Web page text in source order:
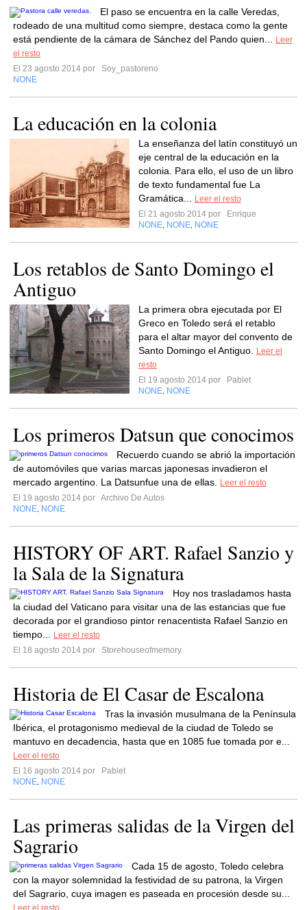
El paso se encuentra en la calle Veredas,
rodeado de una multitud como siempre, destaca como la gente
está pendiente de la cámara de Sánchez del Pando quien...
Leer
el resto
El 23 agosto 2014 por
Soy_pastoreno
NONE
La educación en la colonia
La enseñanza del latín constituyó un
eje central de la educación en la
colonia. Para ello, el uso de un libro
de texto fundamental fue La
Gramática...
Leer el resto
El 21 agosto 2014 por
Enrique
NONE NONE NONE
Los retablos de Santo Domingo el
Antiguo
La primera obra ejecutada por El
Greco en Toledo será el retablo
para el altar mayor del convento de
Santo Domingo el Antiguo.
Leer el
resto
El 19 agosto 2014 por
Pablet
NONE NONE
Los primeros Datsun que conocimos
Recuerdo cuando se abrió la importación
de automóviles que varias marcas japonesas invadieron el
mercado argentino. La Datsunfue una de ellas.
Leer el resto
El 19 agosto 2014 por Archivo De Autos
NONE NONE
HISTORY OF ART. Rafael Sanzio y
la Sala de la Signatura
Hoy nos trasladamos hasta
la ciudad del Vaticano para visitar una de las estancias que fue
decorada por el grandioso pintor renacentista Rafael Sanzio en
tiempo...
Leer el resto
El 18 agosto 2014 por
Storehouseofmemory
Historia de El Casar de Escalona
Tras la invasión musulmana de la Península
Ibérica, el protagonismo medieval de la ciudad de Toledo se
mantuvo en decadencia, hasta que en 1085 fue tomada por e...
Leer el resto
El 16 agosto 2014 por
Pablet
NONE NONE
Las primeras salidas de la Virgen del
Sagrario
Cada 15 de agosto, Toledo celebra
con la mayor solemnidad la festividad de su patrona, la Virgen
del Sagrario, cuya imagen es paseada en procesión desde su...
Leer el resto